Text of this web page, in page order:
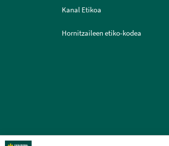
Kanal Etikoa
Hornitzaileen etiko-kodea